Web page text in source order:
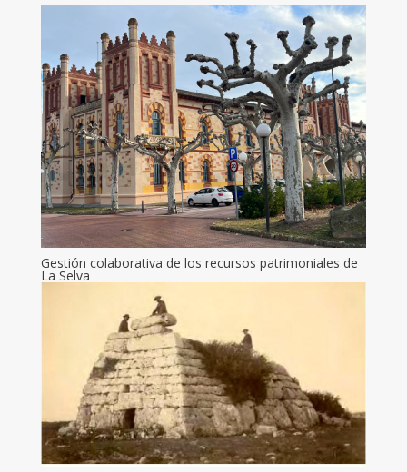
Gestión colaborativa de los recursos patrimoniales de
La Selva